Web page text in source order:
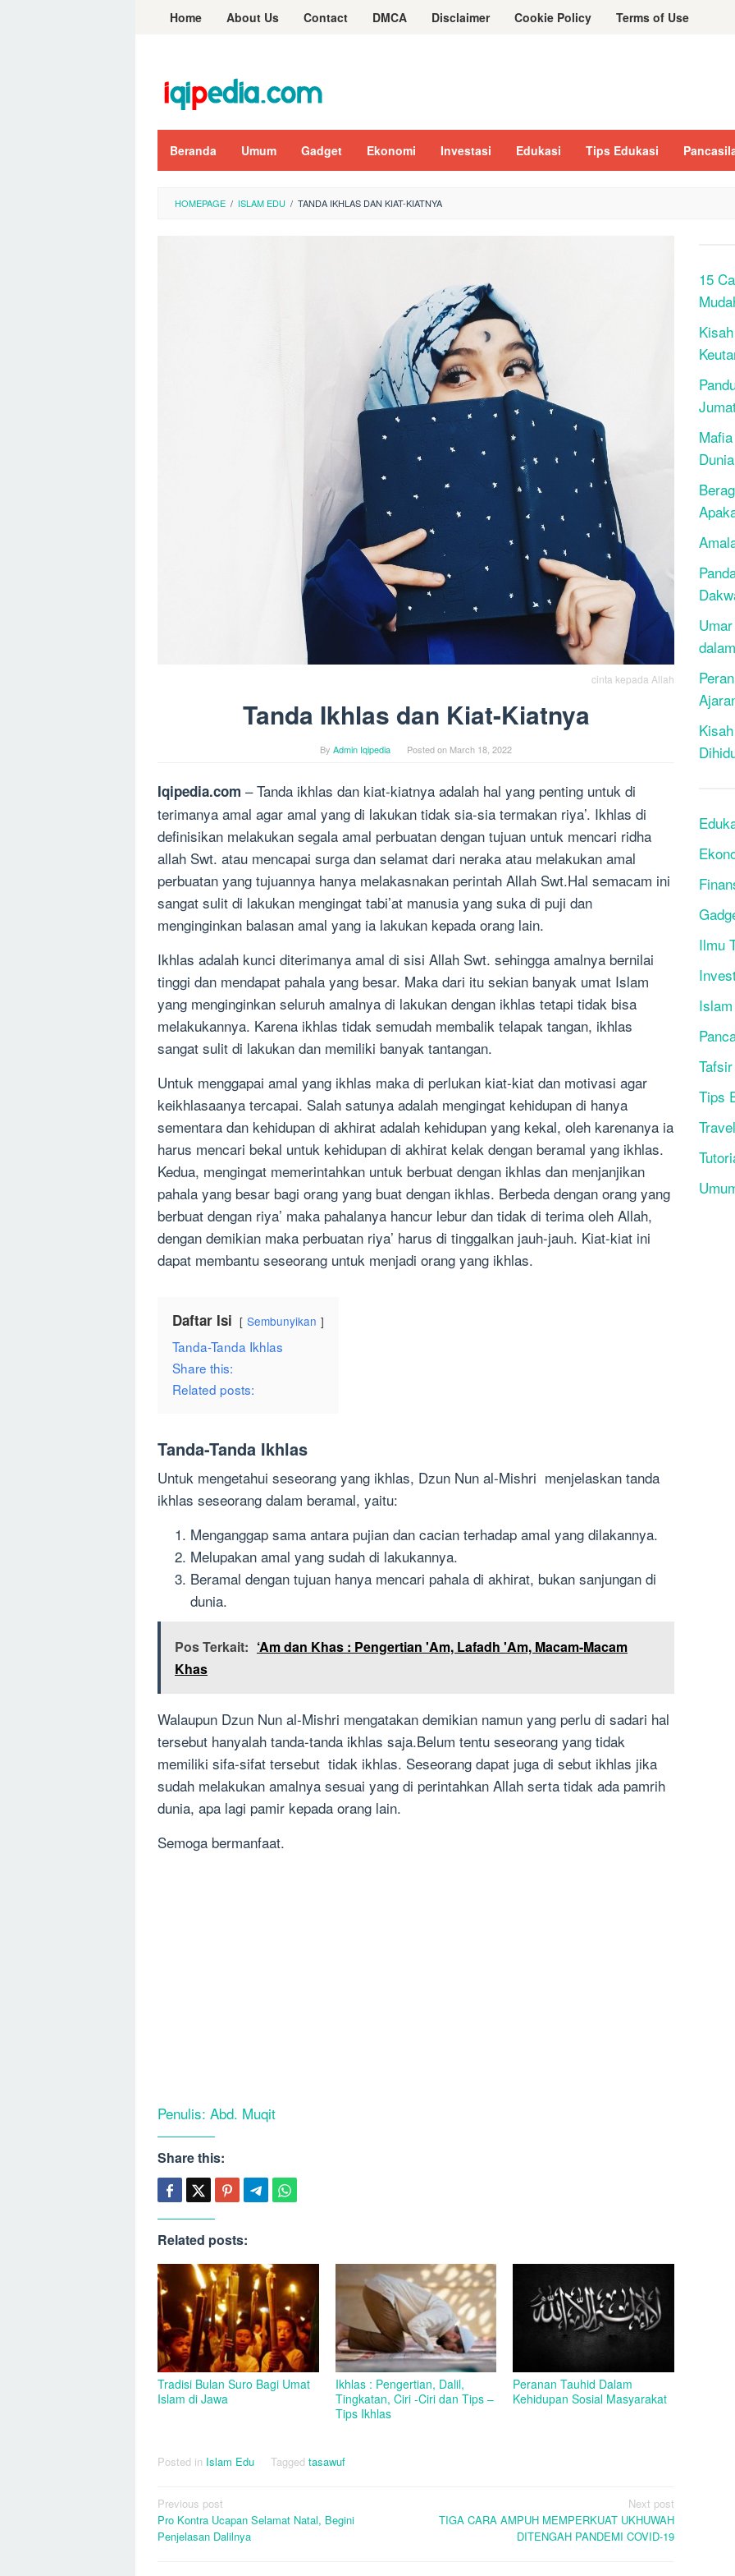
Home About Us Contact DMCA Disclaimer Cookie Policy Terms of Use
Beranda Umum Gadget Ekonomi Investasi Edukasi Tips Edukasi
HOMEPAGE / ISLAM EDU / TANDA IKHLAS DAN KIAT-KIATNYA
cinta kepada Allah
Tanda Ikhlas dan Kiat-Kiatnya
By Admin Iqipedia Posted on March 18, 2022
Iqipedia.com – Tanda ikhlas dan kiat-kiatnya adalah hal yang penting untuk di
terimanya amal agar amal yang di lakukan tidak sia-sia termakan riya’. Ikhlas di
definisikan melakukan segala amal perbuatan dengan tujuan untuk mencari ridha
allah Swt. atau mencapai surga dan selamat dari neraka atau melakukan amal
perbuatan yang tujuannya hanya melakasnakan perintah Allah Swt.Hal semacam ini
sangat sulit di lakukan mengingat tabi’at manusia yang suka di puji dan
menginginkan balasan amal yang ia lakukan kepada orang lain.
Ikhlas adalah kunci diterimanya amal di sisi Allah Swt. sehingga amalnya bernilai
tinggi dan mendapat pahala yang besar. Maka dari itu sekian banyak umat Islam
yang menginginkan seluruh amalnya di lakukan dengan ikhlas tetapi tidak bisa
melakukannya. Karena ikhlas tidak semudah membalik telapak tangan, ikhlas
sangat sulit di lakukan dan memiliki banyak tantangan.
Untuk menggapai amal yang ikhlas maka di perlukan kiat-kiat dan motivasi agar
keikhlasaanya tercapai. Salah satunya adalah mengingat kehidupan di hanya
sementara dan kehidupan di akhirat adalah kehidupan yang kekal, oleh karenanya ia
harus mencari bekal untuk kehidupan di akhirat kelak dengan beramal yang ikhlas.
Kedua, mengingat memerintahkan untuk berbuat dengan ikhlas dan menjanjikan
pahala yang besar bagi orang yang buat dengan ikhlas. Berbeda dengan orang yang
berbuat dengan riya’ maka pahalanya hancur lebur dan tidak di terima oleh Allah,
dengan demikian maka perbuatan riya’ harus di tinggalkan jauh-jauh. Kiat-kiat ini
dapat membantu seseorang untuk menjadi orang yang ikhlas.
Daftar Isi Sembunyikan
Tanda-Tanda Ikhlas
Share this:
Related posts:
Tanda-Tanda Ikhlas
Untuk mengetahui seseorang yang ikhlas, Dzun Nun al-Mishri menjelaskan tanda
ikhlas seseorang dalam beramal, yaitu:
Menganggap sama antara pujian dan cacian terhadap amal yang dilakannya.
Melupakan amal yang sudah di lakukannya.
Beramal dengan tujuan hanya mencari pahala di akhirat, bukan sanjungan di
dunia.
Pos Terkait: ‘Am dan Khas : Pengertian 'Am, Lafadh 'Am, Macam-Macam
Khas
Walaupun Dzun Nun al-Mishri mengatakan demikian namun yang perlu di sadari hal
tersebut hanyalah tanda-tanda ikhlas saja.Belum tentu seseorang yang tidak
memiliki sifa-sifat tersebut tidak ikhlas. Seseorang dapat juga di sebut ikhlas jika
sudah melakukan amalnya sesuai yang di perintahkan Allah serta tidak ada pamrih
dunia, apa lagi pamir kepada orang lain.
Semoga bermanfaat.
Penulis: Abd. Muqit
Share this:
Related posts:
Tradisi Bulan Suro Bagi Umat
Islam di Jawa
Ikhlas : Pengertian, Dalil,
Tingkatan, Ciri -Ciri dan Tips –
Tips Ikhlas
Peranan Tauhid Dalam
Kehidupan Sosial Masyarakat
Posted in Islam Edu Tagged tasawuf
Post
navigation
Previous post
Pro Kontra Ucapan Selamat Natal, Begini
Penjelasan Dalilnya
Next post
TIGA CARA AMPUH MEMPERKUAT UKHUWAH
DITENGAH PANDEMI COVID-19
15
Ilmu
Tafsir
Tips